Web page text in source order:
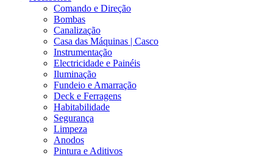
Comando e Direção
Bombas
Canalização
Casa das Máquinas | Casco
Instrumentação
Electricidade e Painéis
Iluminação
Fundeio e Amarração
Deck e Ferragens
Habitabilidade
Segurança
Limpeza
Anodos
Pintura e Aditivos